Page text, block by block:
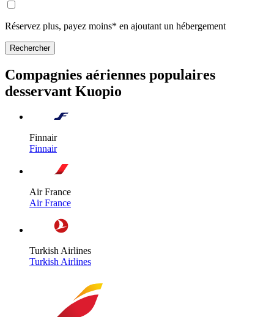
Réservez plus, payez moins* en ajoutant un hébergement
Rechercher
Compagnies aériennes populaires
desservant Kuopio
Finnair
Finnair
Air France
Air France
Turkish Airlines
Turkish Airlines